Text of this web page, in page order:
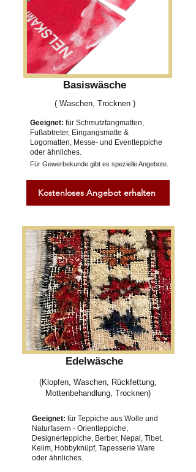
Basiswäsche
( Waschen, Trocknen )
Geeignet: für Schmutzfangmatten,
Fußabtreter, Eingangsmatte &
Logomatten, Messe- und Eventteppiche
oder ähnliches.
Für Gewerbekunde gibt es spezielle Angebote.
Kostenloses Angebot erhalten
Edelwäsche
(Klopfen, Waschen, Rückfettung,
Mottenbehandlung, Trocknen)
Geeignet: für Teppiche aus Wolle und
Naturfasern - Orientteppiche,
Designerteppiche, Berber, Nepal, Tibet,
Kelim, Hobbyknüpf, Tapesserie Ware
oder ähnliches.